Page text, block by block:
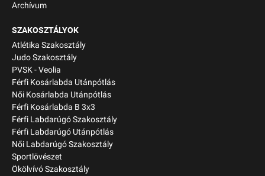
Archívum
SZAKOSZTÁLYOK
Atlétika Szakosztály
Judo Szakosztály
PVSK - Veolia
Férfi Kosárlabda Utánpótlás
Női Kosárlabda Utánpótlás
Férfi Kosárlabda B 3x3
Férfi Labdarúgó Szakosztály
Férfi Labdarúgó Utánpótlás
Női Labdarúgó Szakosztály
Sportlövészet
Ökölvívó Szakosztály